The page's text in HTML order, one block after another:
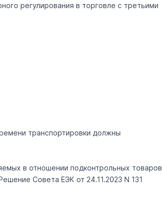
регулирования в торговле с третьими
транспортировки должны
в отношении подконтрольных товаров,
Совета ЕЭК от 24.11.2023 N 131